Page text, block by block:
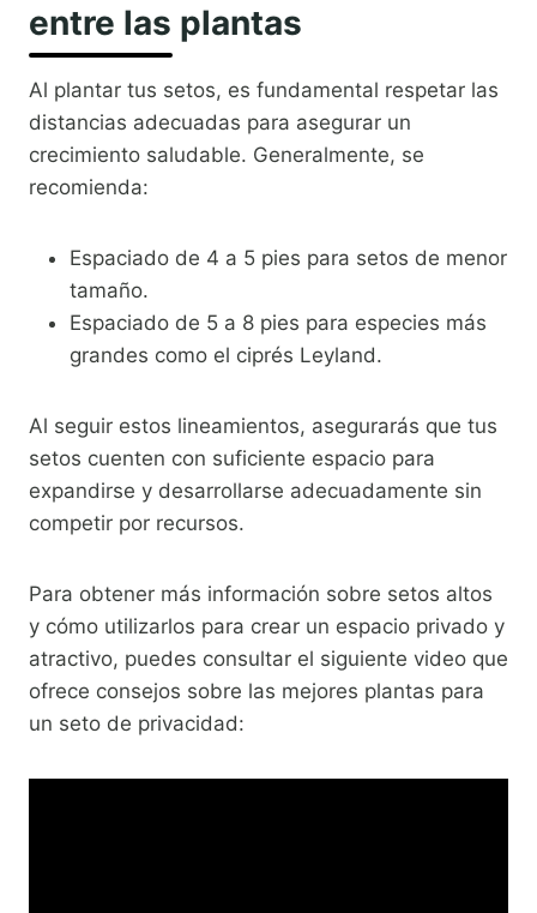
entre las plantas
Al plantar tus setos, es fundamental respetar las
distancias adecuadas para asegurar un
crecimiento saludable. Generalmente, se
recomienda:
Espaciado de 4 a 5 pies para setos de menor
tamaño.
Espaciado de 5 a 8 pies para especies más
grandes como el ciprés Leyland.
Al seguir estos lineamientos, asegurarás que tus
setos cuenten con suficiente espacio para
expandirse y desarrollarse adecuadamente sin
competir por recursos.
Para obtener más información sobre setos altos
y cómo utilizarlos para crear un espacio privado y
atractivo, puedes consultar el siguiente video que
ofrece consejos sobre las mejores plantas para
un seto de privacidad: